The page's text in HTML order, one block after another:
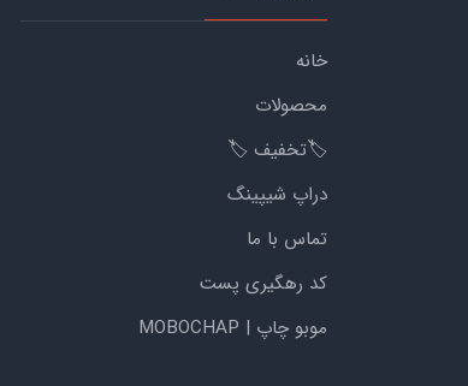
خانه
محصولات
🏷️تخفیف 🏷️
دراپ شیپینگ
تماس با ما
کد رهگیری پست
موبو چاپ | MOBOCHAP